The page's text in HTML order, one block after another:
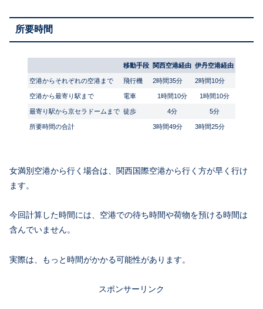
所要時間
移動手段 関西空港経由 伊丹空港経由
空港からそれぞれの空港まで 飛行機 2時間35分 2時間10分
空港から最寄り駅まで 電車 1時間10分 1時間10分
最寄り駅から京セラドームまで 徒歩 4分 5分
所要時間の合計 3時間49分 3時間25分
女満別空港から行く場合は、関西国際空港から行く方が早く行け
ます。
今回計算した時間には、空港での待ち時間や荷物を預ける時間は
含んでいません。
実際は、もっと時間がかかる可能性があります。
スポンサーリンク